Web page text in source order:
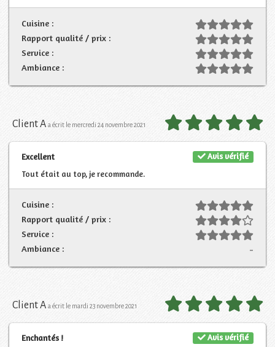
Cuisine :
Rapport qualité / prix :
Service :
Ambiance :
Client A a écrit le mercredi 24 novembre 2021
Avis vérifié
Excellent
Tout était au top, je recommande.
Cuisine :
Rapport qualité / prix :
Service :
-
Ambiance :
Client A a écrit le mardi 23 novembre 2021
Avis vérifié
Enchantés !